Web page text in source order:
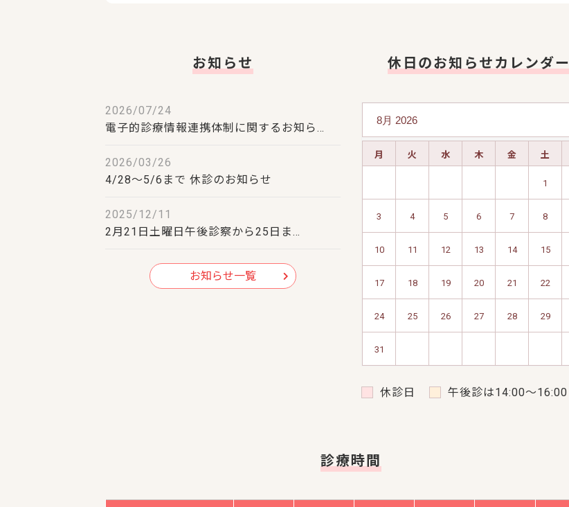
お知らせ
2026/07/24
電子的診療情報連携体制に関するお知ら…
2026/03/26
4/28～5/6まで 休診のお知らせ
2025/12/11
2月21日土曜日午後診察から25日ま…
お知らせ一覧
休日のお知らせカレンダー
月 火 水 木 金 土
1
3 4 5 6 7 8
10 11 12 13 14 15
17 18 19 20 21 22
24 25 26 27 28 29
31
休診日 午後診は14:00～16:00
診療時間